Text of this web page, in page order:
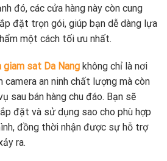
đó, các cửa hàng này còn cung
đặt trọn gói, giúp bạn dễ dàng lựa
một cách tối ưu nhất.
giam sat Da Nang không chỉ là nơi
camera an ninh chất lượng mà còn
sau bán hàng chu đáo. Bạn sẽ
đặt và sử dụng sao cho phù hợp
đồng thời nhận được sự hỗ trợ
ra.